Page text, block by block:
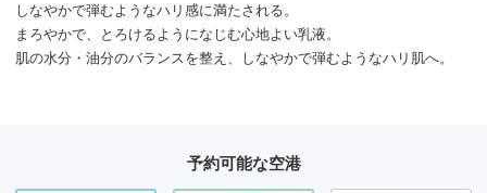
しなやかで弾むようなハリ感に満たされる。
まろやかで、とろけるようになじむ心地よい乳液。
肌の水分・油分のバランスを整え、しなやかで弾むようなハリ肌へ。
予約可能な空港